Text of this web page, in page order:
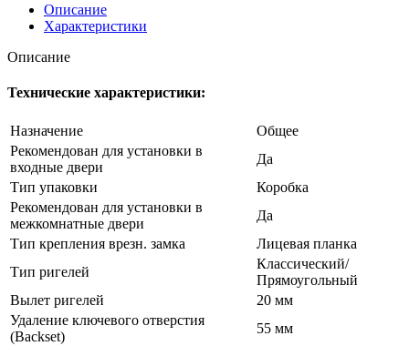
Описание
Характеристики
Описание
Технические характеристики:
Назначение
Общее
Рекомендован для установки в
входные двери
Да
Тип упаковки
Коробка
Рекомендован для установки в
межкомнатные двери
Да
Тип крепления врезн. замка
Лицевая планка
Тип ригелей
Классический/
Прямоугольный
Вылет ригелей
20 мм
Удаление ключевого отверстия
(Backset)
55 мм